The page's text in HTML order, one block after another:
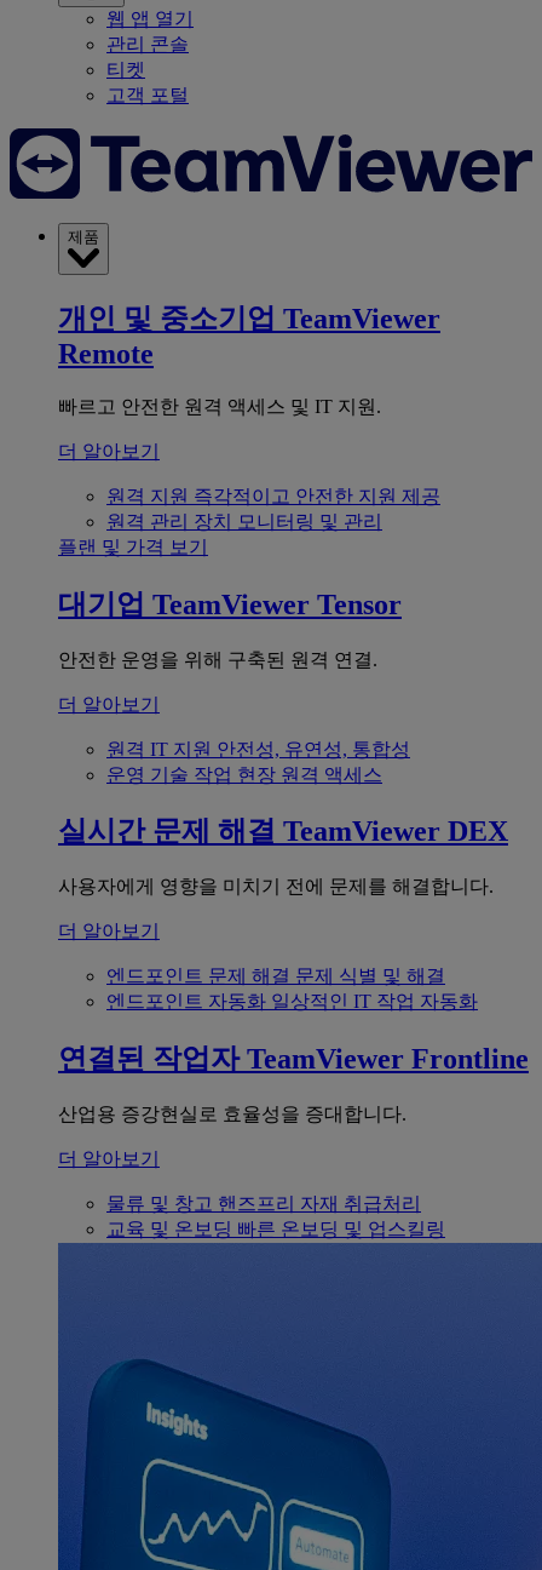
웹 앱 열기
관리 콘솔
티켓
고객 포털
제품
개인 및 중소기업 TeamViewer
Remote
빠르고 안전한 원격 액세스 및 IT 지원.
더 알아보기
원격 지원 즉각적이고 안전한 지원 제공
원격 관리 장치 모니터링 및 관리
플랜 및 가격 보기
대기업 TeamViewer Tensor
안전한 운영을 위해 구축된 원격 연결.
더 알아보기
원격 IT 지원 안전성, 유연성, 통합성
운영 기술 작업 현장 원격 액세스
실시간 문제 해결 TeamViewer DEX
사용자에게 영향을 미치기 전에 문제를 해결합니다.
더 알아보기
엔드포인트 문제 해결 문제 식별 및 해결
엔드포인트 자동화 일상적인 IT 작업 자동화
연결된 작업자 TeamViewer Frontline
산업용 증강현실로 효율성을 증대합니다.
더 알아보기
물류 및 창고 핸즈프리 자재 취급처리
교육 및 온보딩 빠른 온보딩 및 업스킬링